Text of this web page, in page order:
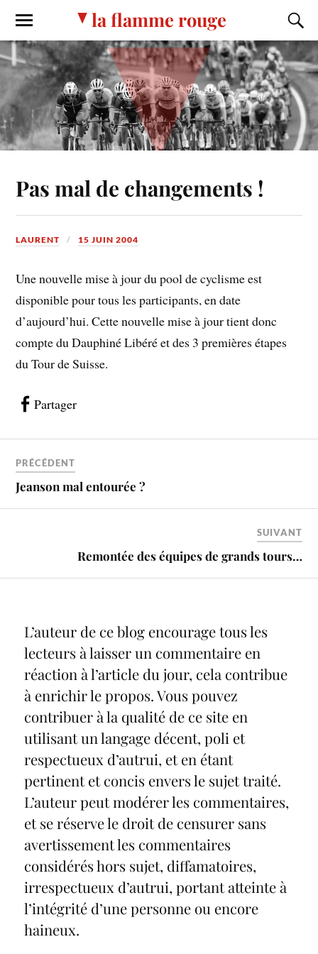
la flamme rouge
Pas mal de changements !
LAURENT 15 JUIN 2004
Une nouvelle mise à jour du pool de cyclisme est
disponible pour tous les participants, en date
d’aujourd’hui. Cette nouvelle mise à jour tient donc
compte du Dauphiné Libéré et des 3 premières étapes
du Tour de Suisse.
Partager
PRÉCÉDENT
Jeanson mal entourée ?
SUIVANT
Remontée des équipes de grands tours…
L’auteur de ce blog encourage tous les
lecteurs à laisser un commentaire en
réaction à l’article du jour, cela contribue
à enrichir le propos. Vous pouvez
contribuer à la qualité de ce site en
utilisant un langage décent, poli et
respectueux d’autrui, et en étant
pertinent et concis envers le sujet traité.
L’auteur peut modérer les commentaires,
et se réserve le droit de censurer sans
avertissement les commentaires
considérés hors sujet, diffamatoires,
irrespectueux d’autrui, portant atteinte à
l’intégrité d’une personne ou encore
haineux.